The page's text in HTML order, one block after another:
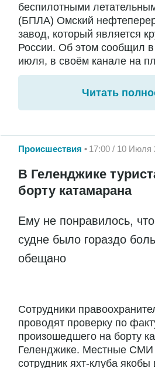
беспилотными
(БПЛА) Омский
завод, который является
России. Об этом сообщил
июля, в своём канале на
Читать
Происшествия 17:00 / 10 Июля
В Геленджике
борту катамарана
Ему не понравилось,
судне было гораздо
обещано
Сотрудники
проводят проверку по
произошедшего на борту
Геленджике. Местные СМИ
сотрудник яхт-клуба якобы